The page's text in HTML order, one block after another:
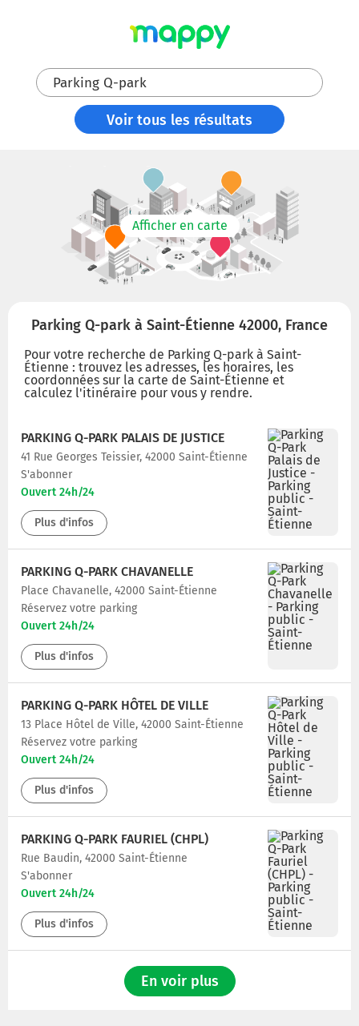
Parking Q-park
Voir tous les résultats
Afficher en carte
Parking Q-park à Saint-Étienne 42000, France
Pour votre recherche de Parking Q-park à Saint-
Étienne : trouvez les adresses, les horaires, les
coordonnées sur la carte de Saint-Étienne et
calculez l'itinéraire pour vous y rendre.
PARKING Q-PARK PALAIS DE JUSTICE
41 Rue Georges Teissier, 42000 Saint-Étienne
S'abonner
Ouvert 24h/24
Plus d'infos
PARKING Q-PARK CHAVANELLE
Place Chavanelle, 42000 Saint-Étienne
Réservez votre parking
Ouvert 24h/24
Plus d'infos
PARKING Q-PARK HÔTEL DE VILLE
13 Place Hôtel de Ville, 42000 Saint-Étienne
Réservez votre parking
Ouvert 24h/24
Plus d'infos
PARKING Q-PARK FAURIEL (CHPL)
Rue Baudin, 42000 Saint-Étienne
S'abonner
Ouvert 24h/24
Plus d'infos
En voir plus